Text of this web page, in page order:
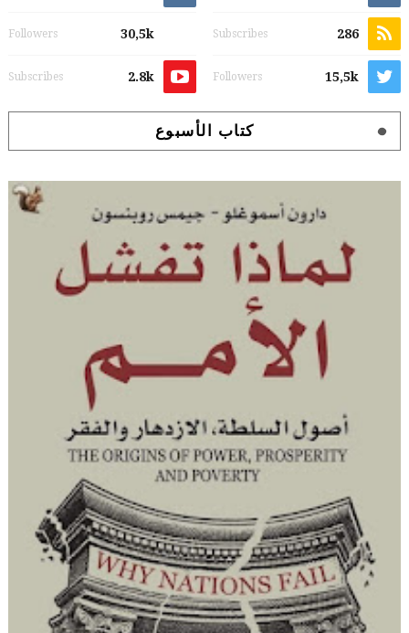
286
Subscribes
30,5k
Followers
15,5k
Followers
2.8k
Subscribes
كتاب الأسبوع